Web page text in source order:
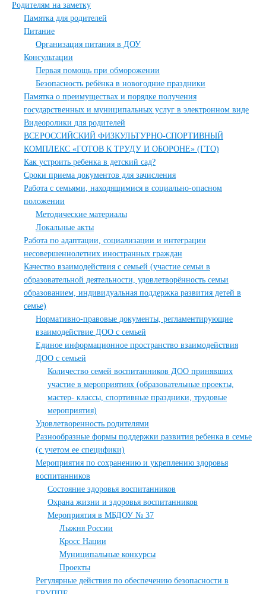
Родителям на заметку
Памятка для родителей
Питание
Организация питания в ДОУ
Консультации
Первая помощь при обморожении
Безопасность ребёнка в новогодние праздники
Памятка о преимуществах и порядке получения
государственных и муниципальных услуг в электронном виде
Видеоролики для родителей
ВСЕРОССИЙСКИЙ ФИЗКУЛЬТУРНО-СПОРТИВНЫЙ
КОМПЛЕКС «ГОТОВ К ТРУДУ И ОБОРОНЕ» (ГТО)
Как устроить ребенка в детский сад?
Сроки приема документов для зачисления
Работа с семьями, находящимися в социально-опасном
положении
Методические материалы
Локальные акты
Работа по адаптации, социализации и интеграции
несовершеннолетних иностранных граждан
Качество взаимодействия с семьей (участие семьи в
образовательной деятельности, удовлетворённость семьи
образованием, индивидуальная поддержка развития детей в
семье)
Нормативно-правовые документы, регламентирующие
взаимодействие ДОО с семьей
Единое информационное пространство взаимодействия
ДОО с семьей
Количество семей воспитанников ДОО принявших
участие в мероприятиях (образовательные проекты,
мастер- классы, спортивные праздники, трудовые
мероприятия)
Удовлетворенность родителями
Разнообразные формы поддержки развития ребенка в семье
(с учетом ее специфики)
Мероприятия по сохранению и укреплению здоровья
воспитанников
Состояние здоровья воспитанников
Охрана жизни и здоровья воспитанников
Мероприятия в МБДОУ № 37
Лыжня России
Кросс Нации
Муниципальные конкурсы
Проекты
Регулярные действия по обеспечению безопасности в